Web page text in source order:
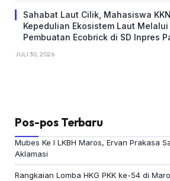
Sahabat Laut Cilik, Mahasiswa
Kepedulian Ekosistem Laut
Pembuatan Ecobrick di SD Inpres
JULI 30, 2026
Pos-pos Terbaru
Mubes Ke I LKBH Maros, Ervan Prakasa
Aklamasi
Rangkaian Lomba HKG PKK ke-54 di